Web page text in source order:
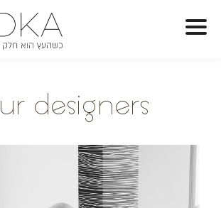
ur designers